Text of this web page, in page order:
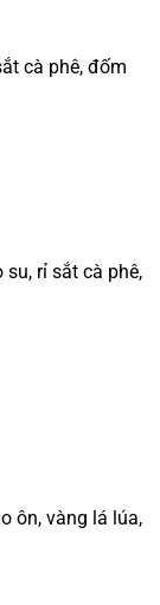
cà phê, đốm
rỉ sắt cà phê,
ôn, vàng lá lúa,